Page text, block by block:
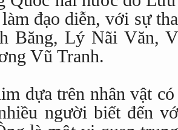
đạo diễn, với sự
Băng, Lý Nãi Văn,
Vũ Tranh.
dựa trên nhân vật
người biết đến